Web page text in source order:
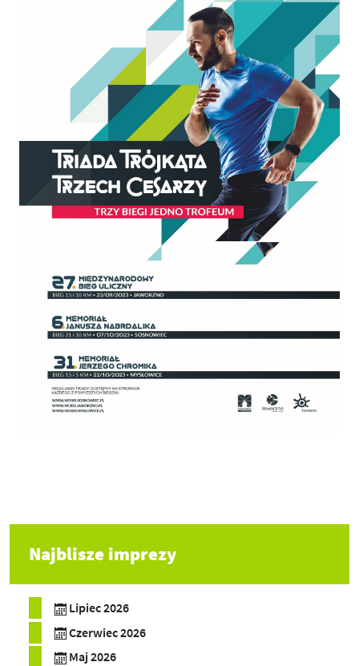
Najblisze imprezy
Lipiec 2026
Czerwiec 2026
Maj 2026